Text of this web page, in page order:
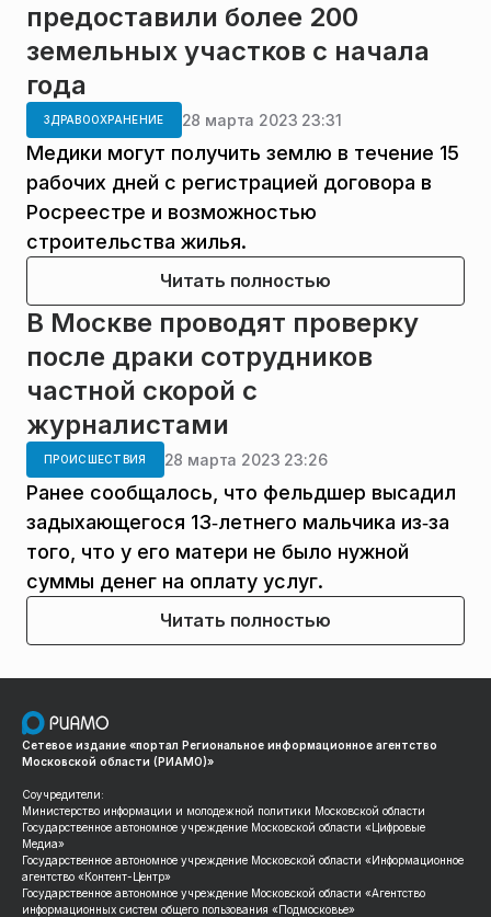
предоставили более 200
земельных участков с начала
года
ЗДРАВООХРАНЕНИЕ 28 марта 2023 23:31
Медики могут получить землю в течение 15
рабочих дней с регистрацией договора в
Росреестре и возможностью
строительства жилья.
Читать полностью
В Москве проводят проверку
после драки сотрудников
частной скорой с
журналистами
ПРОИСШЕСТВИЯ 28 марта 2023 23:26
Ранее сообщалось, что фельдшер высадил
задыхающегося 13‑летнего мальчика из‑за
того, что у его матери не было нужной
суммы денег на оплату услуг.
Читать полностью
Сетевое издание «портал Региональное информационное агентство
Московской области (РИАМО)»
Соучредители:
Министерство информации и молодежной политики Московской области
Государственное автономное учреждение Московской области «Цифровые
Медиа»
Государственное автономное учреждение Московской области «Информационное
агентство «Контент-Центр»
Государственное автономное учреждение Московской области «Агентство
информационных систем общего пользования «Подмосковье»